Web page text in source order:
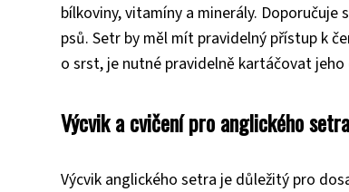
bílkoviny, vitamíny a minerály. Doporučuje
psů. Setr by měl mít pravidelný přístup k
o srst, je nutné pravidelně kartáčovat
Výcvik a cvičení pro anglického setra
Výcvik anglického setra je důležitý pro